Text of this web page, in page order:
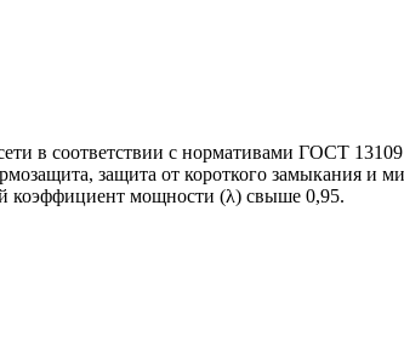
в соответствии с нормативами ГОСТ
защита от короткого замыкания и
коэффициент мощности (λ) свыше 0,95.